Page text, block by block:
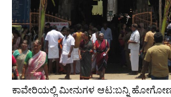
ಕಾವೇರಿಯಲ್ಲಿ ಮೀನುಗಳ ಆಟ:ಬನ್ನಿ